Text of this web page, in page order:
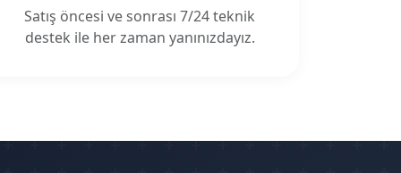
Satış öncesi ve sonrası 7/24 teknik
destek ile her zaman yanınızdayız.